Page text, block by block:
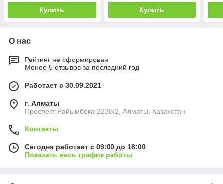
Купить Купить
О нас
Рейтинг не сформирован
Менее 5 отзывов за последний год
Работает с 30.09.2021
г. Алматы
Проспект Райымбека 223Б/2, Алматы, Казахстан
Контакты
Сегодня работает с 09:00 до 18:00
Показать весь график работы